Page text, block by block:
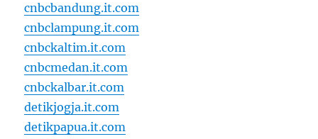
cnbcbandung.it.com
cnbclampung.it.com
cnbckaltim.it.com
cnbcmedan.it.com
cnbckalbar.it.com
detikjogja.it.com
detikpapua.it.com